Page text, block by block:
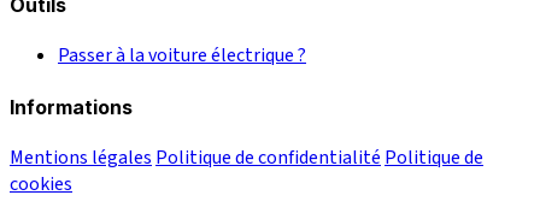
Outils
Passer à la voiture électrique ?
Informations
Mentions légales Politique de confidentialité Politique de
cookies